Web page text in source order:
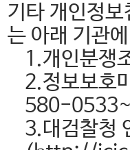
기타 개인정
는 아래 기관
1.개인분
2.정보보
580-
3.대검찰청